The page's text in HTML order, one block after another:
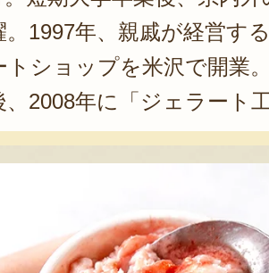
。1997年、親戚が経営す
トショップを米沢で開業
、2008年に「ジェラート
年には日本ジェラー
ストロ」を取得した。「
レシピは3000種類以上。